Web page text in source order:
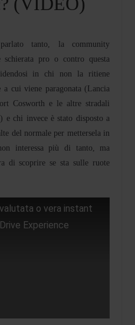
tanto, la community
pro o contro questa
in chi non la ritiene
a cui viene paragonata (Lancia
Cosworth e le altre stradali
e chi invece è stato disposto a
del normale per mettersela in
interessa più di tanto, ma
di scoprire se sta sulle ruote
o vera instant
Experience